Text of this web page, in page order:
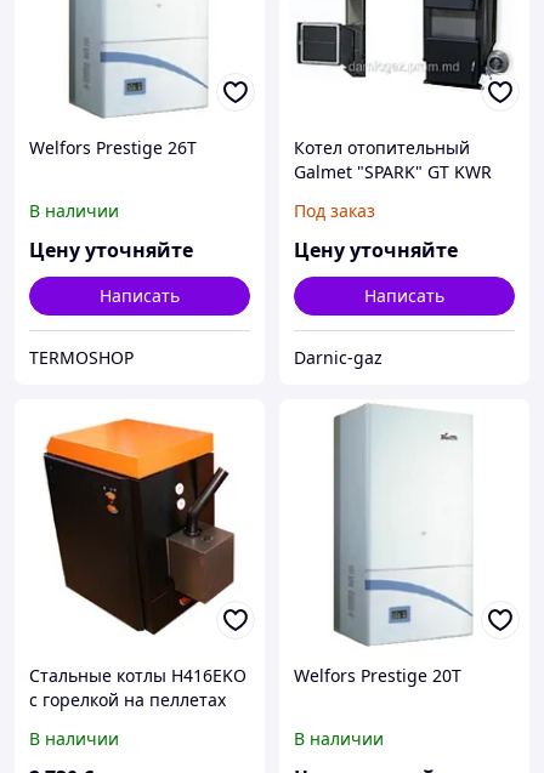
Welfors Prestige 26T
В наличии
Цену уточняйте
Написать
TERMOSHOP
Котел отопительный
Galmet "SPARK" GT KWR
Под заказ
Цену уточняйте
Написать
Darnic-gaz
Стальные котлы H416EKO
с горелкой на пеллетах
В наличии
Welfors Prestige 20T
В наличии